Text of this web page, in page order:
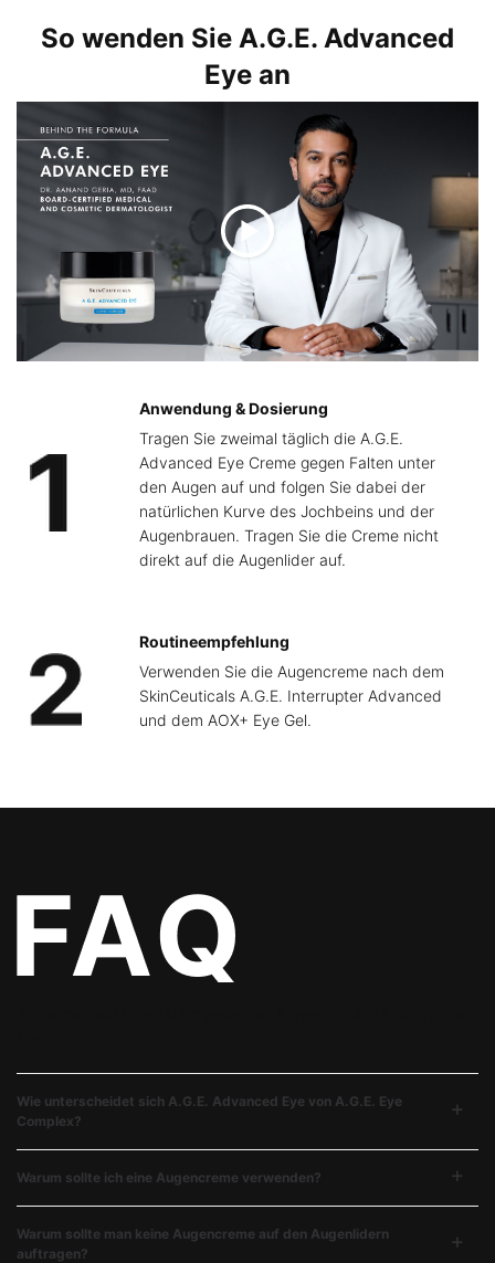
PDP Product How to Use
So wenden Sie A.G.E. Advanced
Eye an
Anwendung & Dosierung
Tragen Sie zweimal täglich die A.G.E.
Advanced Eye Creme gegen Falten unter
den Augen auf und folgen Sie dabei der
natürlichen Kurve des Jochbeins und der
Augenbrauen. Tragen Sie die Creme nicht
direkt auf die Augenlider auf.
Routineempfehlung
Verwenden Sie die Augencreme nach dem
SkinCeuticals A.G.E. Interrupter Advanced
und dem AOX+ Eye Gel.
Wie unterscheidet sich A.G.E. Advanced Eye von A.G.E. Eye
Complex?
Warum sollte ich eine Augencreme verwenden?
Warum sollte man keine Augencreme auf den Augenlidern
auftragen?